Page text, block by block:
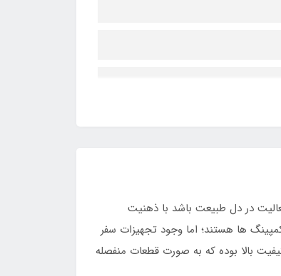
در دل طبیعت باشد با ذهنیت
ها هستند؛ اما وجود تجهیزات سفر
بالا بوده که به صورت قطعات منفصله